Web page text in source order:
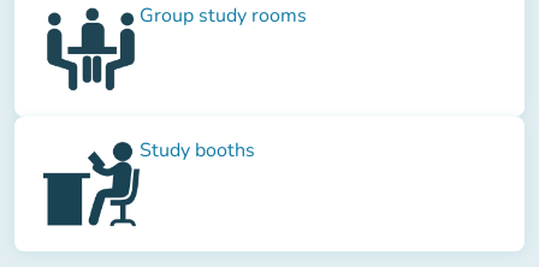
Group study rooms
Study booths